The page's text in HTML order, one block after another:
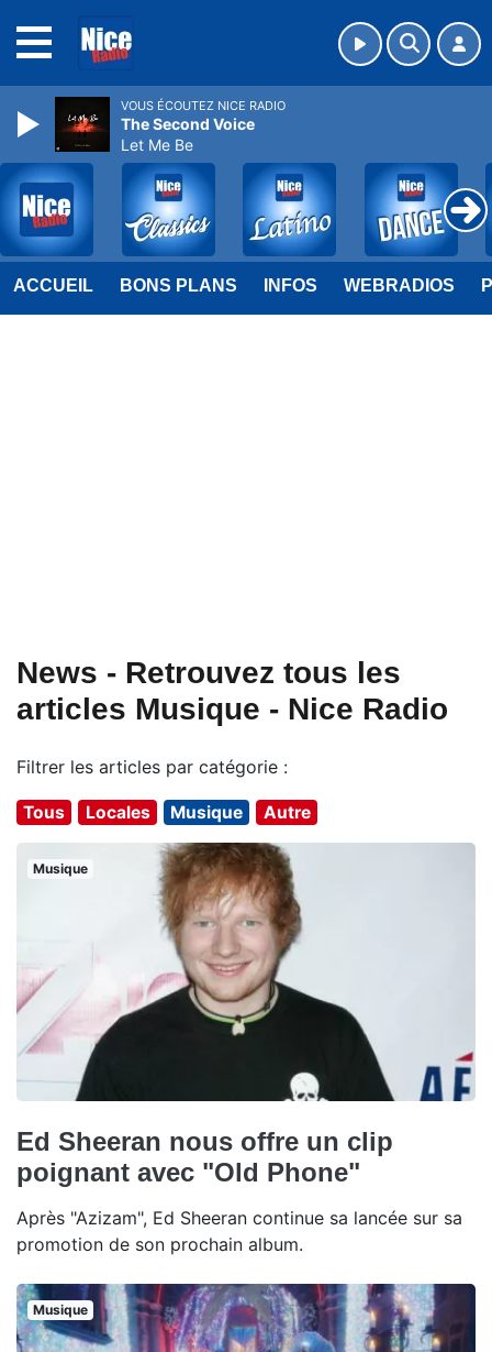
ACCUEIL BONS PLANS INFOS WEBRADIOS
News - Retrouvez tous les
articles Musique - Nice Radio
Filtrer les articles par catégorie :
Tous Locales Musique Autre
Musique
Ed Sheeran nous offre un clip
poignant avec "Old Phone"
Après "Azizam", Ed Sheeran continue sa lancée sur sa
promotion de son prochain album.
Musique
VOUS ÉCOUTEZ NICE RADIO
The Second Voice
Let Me Be